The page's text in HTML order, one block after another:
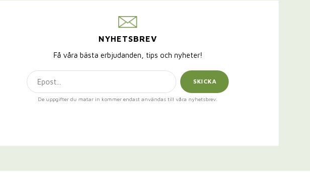
NYHETSBREV
Få våra bästa erbjudanden, tips och nyheter!
SKICKA
De uppgifter du matar in kommer endast användas till våra nyhetsbrev.